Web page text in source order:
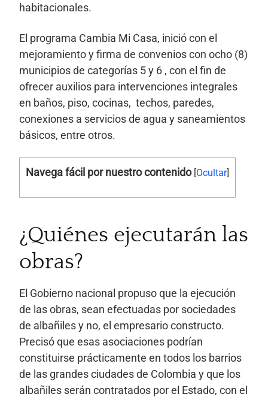
habitacionales.
El programa Cambia Mi Casa, inició con el
mejoramiento y firma de convenios con ocho (8)
municipios de categorías 5 y 6 , con el fin de
ofrecer auxilios para intervenciones integrales
en baños, piso, cocinas, techos, paredes,
conexiones a servicios de agua y saneamientos
básicos, entre otros.
Navega fácil por nuestro contenido [Ocultar]
¿Quiénes ejecutarán las
obras?
El Gobierno nacional propuso que la ejecución
de las obras, sean efectuadas por sociedades
de albañiles y no, el empresario constructo.
Precisó que esas asociaciones podrían
constituirse prácticamente en todos los barrios
de las grandes ciudades de Colombia y que los
albañiles serán contratados por el Estado, con el